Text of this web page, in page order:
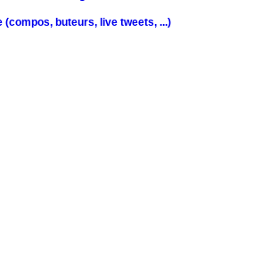
buteurs, live tweets, ...)